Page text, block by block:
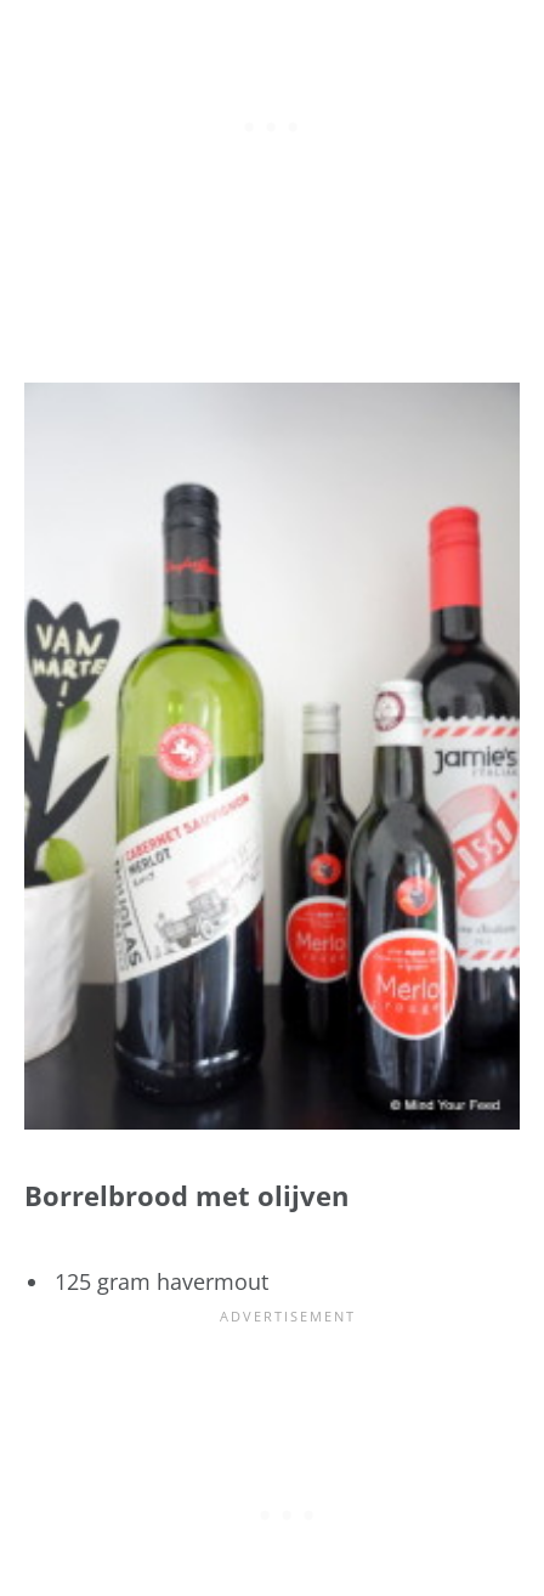
Borrelbrood met olijven
125 gram havermout